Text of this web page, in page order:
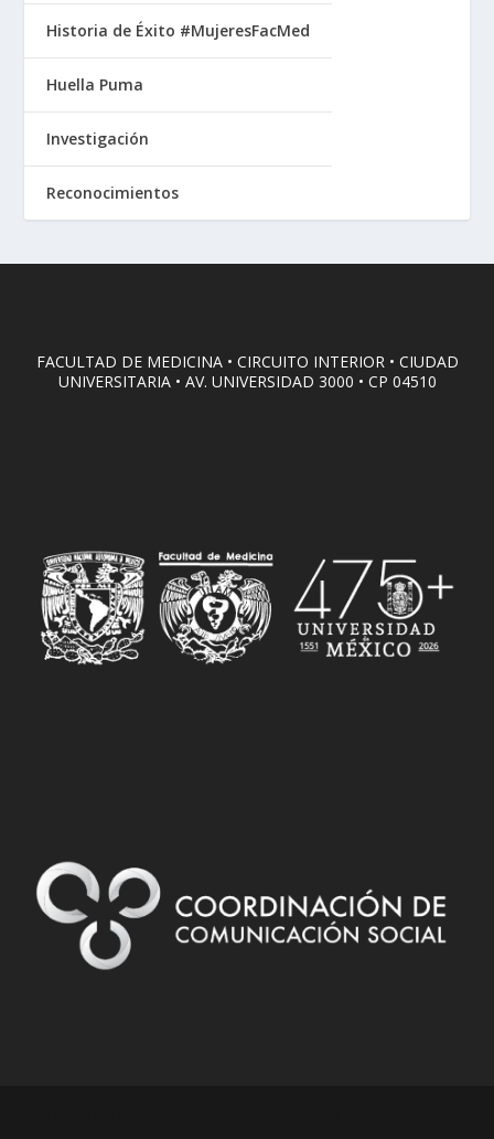
Historia de Éxito #MujeresFacMed
Huella Puma
Investigación
Reconocimientos
FACULTAD DE MEDICINA • CIRCUITO INTERIOR • CIUDAD
UNIVERSITARIA • AV. UNIVERSIDAD 3000 • CP 04510